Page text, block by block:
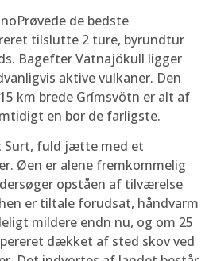
Prøvede de bedste
tilslutte 2 ture, byrundtur
Bagefter Vatnajökull ligger
aktive vulkaner. Den
km brede Grímsvötn er alt af
en bor de farligste.
Surt, fuld jætte med et
Øen er alene fremkommelig
opståen af tilværelse
er tiltale forudsat, håndvarm
mildere endn nu, og om 25
dækket af sted skov ved